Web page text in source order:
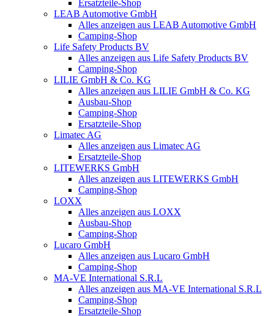
Ersatzteile-Shop
LEAB Automotive GmbH
Alles anzeigen aus LEAB Automotive GmbH
Camping-Shop
Life Safety Products BV
Alles anzeigen aus Life Safety Products BV
Camping-Shop
LILIE GmbH & Co. KG
Alles anzeigen aus LILIE GmbH & Co. KG
Ausbau-Shop
Camping-Shop
Ersatzteile-Shop
Limatec AG
Alles anzeigen aus Limatec AG
Ersatzteile-Shop
LITEWERKS GmbH
Alles anzeigen aus LITEWERKS GmbH
Camping-Shop
LOXX
Alles anzeigen aus LOXX
Ausbau-Shop
Camping-Shop
Lucaro GmbH
Alles anzeigen aus Lucaro GmbH
Camping-Shop
MA-VE International S.R.L
Alles anzeigen aus MA-VE International S.R.L
Camping-Shop
Ersatzteile-Shop